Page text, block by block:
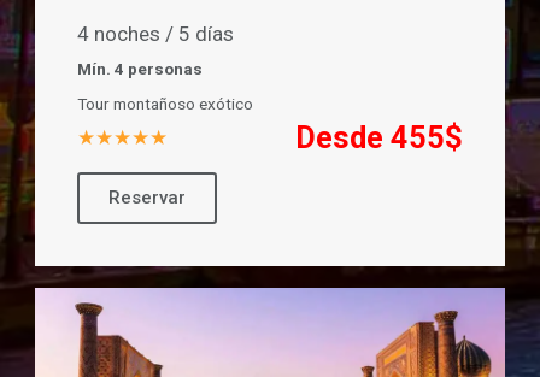
4 noches / 5 días
Mín. 4 personas
Tour montañoso exótico
★★★★★ Desde 455$
Reservar